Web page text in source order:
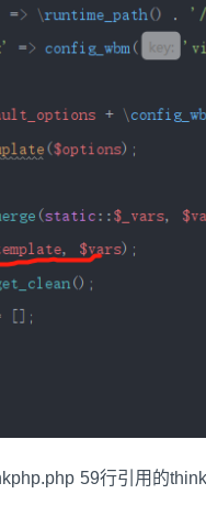
59行引用的